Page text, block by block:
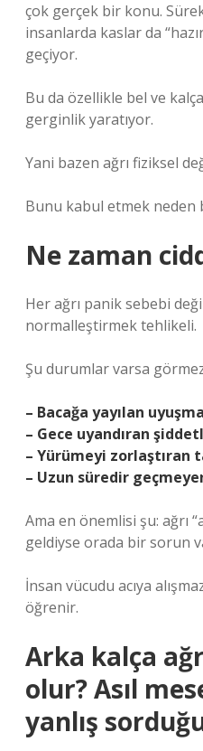
çok gerçek bir konu.
insanlarda kaslar da
geçiyor.
Bu da özellikle bel ve
gerginlik yaratıyor.
Yani bazen ağrı fiziksel
Bunu kabul etmek neden
Ne zaman
Her ağrı panik sebebi
normalleştirmek tehlikeli.
Şu durumlar varsa
– Bacağa yayılan
– Gece uyandıran
– Yürümeyi zorlaştıran
– Uzun süredir
Ama en önemlisi şu: ağrı
geldiyse orada bir sorun
İnsan vücudu acıya
öğrenir.
Arka kalça
olur? Asıl
yanlış